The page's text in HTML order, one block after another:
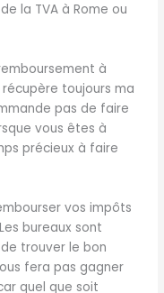
la TVA à Rome ou
à
toujours ma
pas de faire
vous êtes à
précieux à faire
vos impôts
bureaux sont
trouver le bon
fera pas gagner
quel que soit